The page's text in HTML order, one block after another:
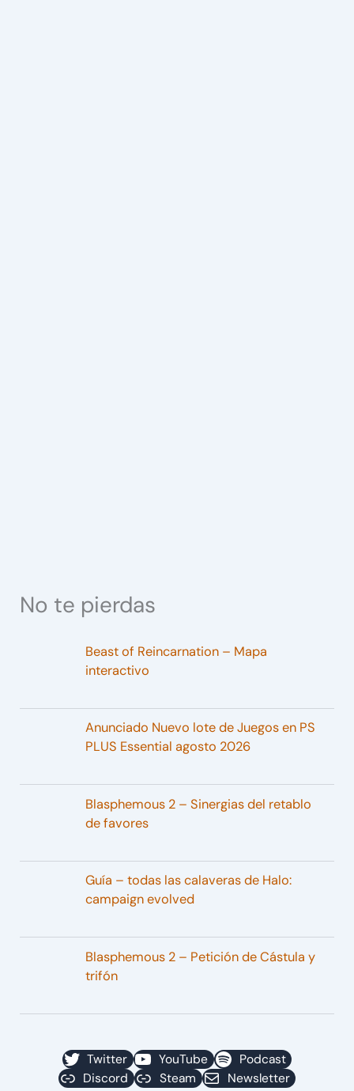
No te pierdas
Beast of Reincarnation – Mapa
interactivo
Anunciado Nuevo lote de Juegos en PS
PLUS Essential agosto 2026
Blasphemous 2 – Sinergias del retablo
de favores
Guía – todas las calaveras de Halo:
campaign evolved
Blasphemous 2 – Petición de Cástula y
trifón
Twitter YouTube
Podcast
Discord
Steam Newsletter